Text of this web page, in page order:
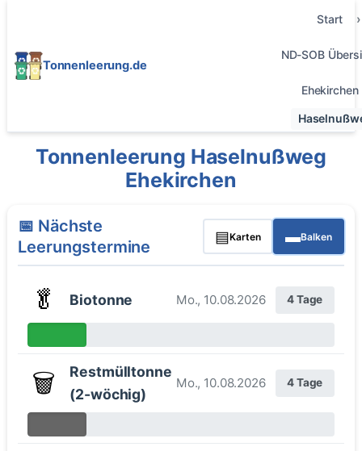
Tonnenleerung.de
Start
ND-SOB
Ehekirchen
Tonnenleerung Haselnußweg
Ehekirchen
📅 Nächste
Leerungstermine
▤Karten ▬Balken
🥬 Biotonne Mo., 10.08.2026 4 Tage
🗑️
Restmülltonne
(2-wöchig)
Mo., 10.08.2026 4 Tage